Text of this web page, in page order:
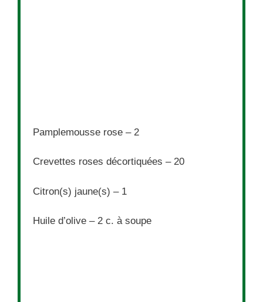
Pamplemousse rose – 2
Crevettes roses décortiquées – 20
Citron(s) jaune(s) – 1
Huile d’olive – 2 c. à soupe